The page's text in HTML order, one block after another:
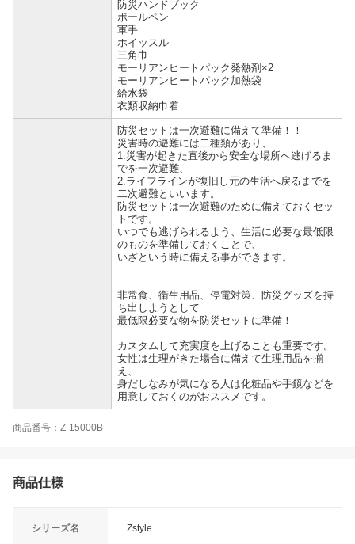
防災ハンドブック
ボールペン
軍手
ホイッスル
三角巾
モーリアンヒートパック発熱剤×2
モーリアンヒートパック加熱袋
給水袋
衣類収納巾着
防災セットは一次避難に備えて準備！！
災害時の避難には二種類があり、
1.災害が起きた直後から安全な場所へ逃げるま
でを一次避難、
2.ライフラインが復旧し元の生活へ戻るまでを
二次避難といいます。
防災セットは一次避難のために備えておくセッ
トです。
いつでも逃げられるよう、生活に必要な最低限
のものを準備しておくことで、
いざという時に備える事ができます。
非常食、衛生用品、停電対策、防災グッズを持
ち出しようとして
最低限必要な物を防災セットに準備！
カスタムして充実度を上げることも重要です。
女性は生理がきた場合に備えて生理用品を揃
え、
身だしなみが気になる人は化粧品や手鏡などを
用意しておくのがおススメです。
商品番号：Z-15000B
商品仕様
シリーズ名 Zstyle